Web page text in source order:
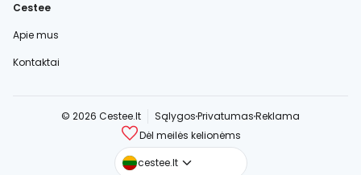
Cestee
Apie mus
Kontaktai
© 2026 Cestee.lt SąlygosPrivatumasReklama
Dėl meilės kelionėms
cestee.lt
cestee.com